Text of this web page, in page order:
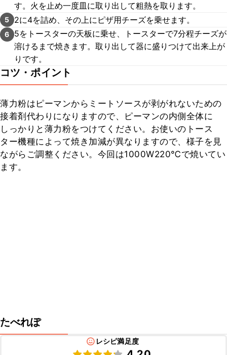
す。火を止め一度皿に取り出して粗熱を取ります。
5 2に4を詰め、その上にピザ用チーズを乗せます。
6
5をトースターの天板に乗せ、トースターで7分程チーズが
溶けるまで焼きます。取り出して器に盛りつけて出来上が
りです。
コツ・ポイント
薄力粉はピーマンからミートソースが剥がれないための
接着剤代わりになりますので、ピーマンの内側全体に
しっかりと薄力粉をつけてください。お使いのトース
ター機種によって焼き加減が異なりますので、様子を見
ながらご調整ください。今回は1000W220℃で焼いてい
ます。
たべれぽ
レシピ満足度